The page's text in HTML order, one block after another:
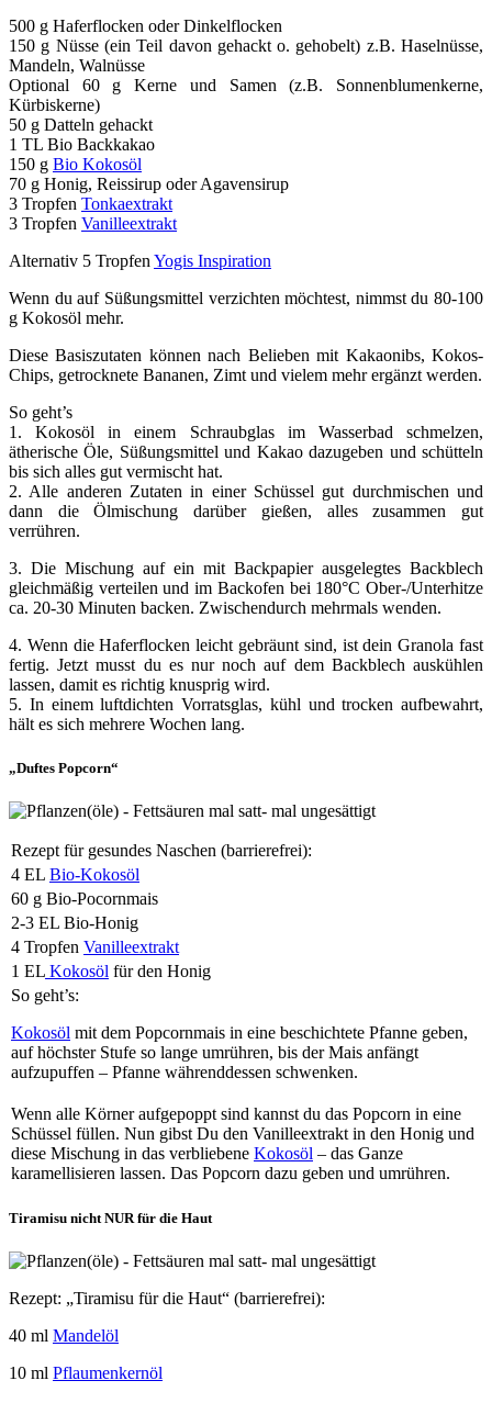
500 g Haferflocken oder Dinkelflocken
150 g Nüsse (ein Teil davon gehackt o. gehobelt) z.B. Haselnüsse,
Mandeln, Walnüsse
Optional 60 g Kerne und Samen (z.B. Sonnenblumenkerne,
Kürbiskerne)
50 g Datteln gehackt
1 TL Bio Backkakao
150 g Bio Kokosöl
70 g Honig, Reissirup oder Agavensirup
3 Tropfen Tonkaextrakt
3 Tropfen Vanilleextrakt
Alternativ 5 Tropfen Yogis Inspiration
Wenn du auf Süßungsmittel verzichten möchtest, nimmst du 80-100
g Kokosöl mehr.
Diese Basiszutaten können nach Belieben mit Kakaonibs, Kokos-
Chips, getrocknete Bananen, Zimt und vielem mehr ergänzt werden.
So geht’s
1. Kokosöl in einem Schraubglas im Wasserbad schmelzen,
ätherische Öle, Süßungsmittel und Kakao dazugeben und schütteln
bis sich alles gut vermischt hat.
2. Alle anderen Zutaten in einer Schüssel gut durchmischen und
dann die Ölmischung darüber gießen, alles zusammen gut
verrühren.
3. Die Mischung auf ein mit Backpapier ausgelegtes Backblech
gleichmäßig verteilen und im Backofen bei 180°C Ober-/Unterhitze
ca. 20-30 Minuten backen. Zwischendurch mehrmals wenden.
4. Wenn die Haferflocken leicht gebräunt sind, ist dein Granola fast
fertig. Jetzt musst du es nur noch auf dem Backblech auskühlen
lassen, damit es richtig knusprig wird.
5. In einem luftdichten Vorratsglas, kühl und trocken aufbewahrt,
hält es sich mehrere Wochen lang.
„Duftes Popcorn“
Rezept für gesundes Naschen (barrierefrei):
4 EL Bio-Kokosöl
60 g Bio-Pocornmais
2-3 EL Bio-Honig
4 Tropfen Vanilleextrakt
1 EL Kokosöl für den Honig
So geht’s:
Kokosöl mit dem Popcornmais in eine beschichtete Pfanne geben,
auf höchster Stufe so lange umrühren, bis der Mais anfängt
aufzupuffen – Pfanne währenddessen schwenken.
Wenn alle Körner aufgepoppt sind kannst du das Popcorn in eine
Schüssel füllen. Nun gibst Du den Vanilleextrakt in den Honig und
diese Mischung in das verbliebene Kokosöl – das Ganze
karamellisieren lassen. Das Popcorn dazu geben und umrühren.
Tiramisu nicht NUR für die Haut
Rezept: „Tiramisu für die Haut“ (barrierefrei):
40 ml Mandelöl
10 ml Pflaumenkernöl